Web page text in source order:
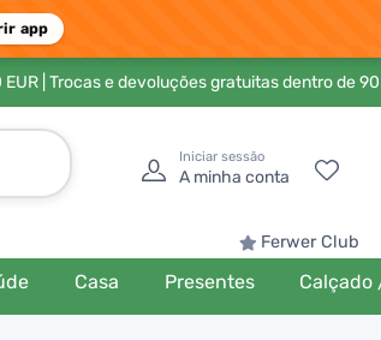
app
| Trocas e devoluções gratuitas dentro de
Iniciar sessão
A minha conta
Ferwer Club
Casa Presentes Calçado